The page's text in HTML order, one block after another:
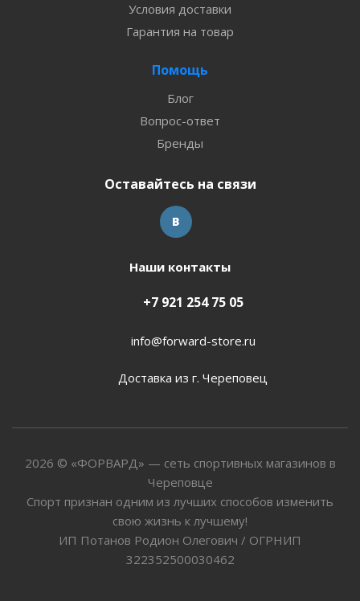
Условия доставки
Гарантия на товар
Помощь
Блог
Вопрос-ответ
Бренды
Оставайтесь на связи
Наши контакты
+7 921 254 75 05
info@forward-store.ru
Доставка из г. Череповец
2026 © «ФОРВАРД» — сеть спортивных магазинов в
Череповце
Спорт признан одним из лучших способов изменить
свою жизнь к лучшему!
ИП Потанов Родион Олегович / ОГРНИП
322352500030462